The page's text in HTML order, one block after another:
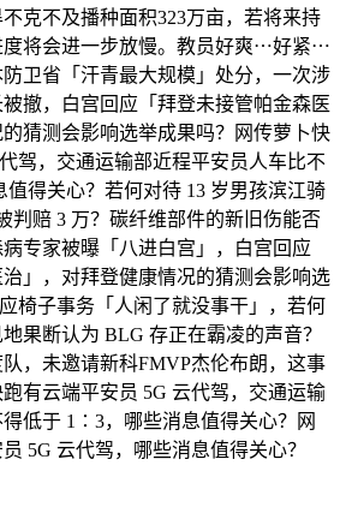
克不及播种面积323万亩，若将来持
度将会进一步放慢。教员好爽⋯好紧⋯
卫省「汗青最大规模」处分，一次涉
撤，白宫回应「拜登未接管帕金森医
猜测会影响选举成果吗？网传萝卜快
驾，交通运输部近程平安员人车比不
得关心？若何对待 13 岁男孩滨江骑
判赔 3 万？碳纤维部件的新旧伤能否
专家被曝「八进白宫」，白宫回应
治」，对拜登健康情况的猜测会影响选
椅子事务「人闲了就没事干」，若何
果断认为 BLG 存正在霸凌的声音？
，未邀请新科FMVP杰伦布朗，这事
有云端平安员 5G 云代驾，交通运输
低于 1∶3，哪些消息值得关心？网
5G 云代驾，哪些消息值得关心？